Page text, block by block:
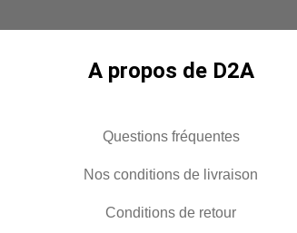
A propos de D2A
Questions fréquentes
Nos conditions de livraison
Conditions de retour